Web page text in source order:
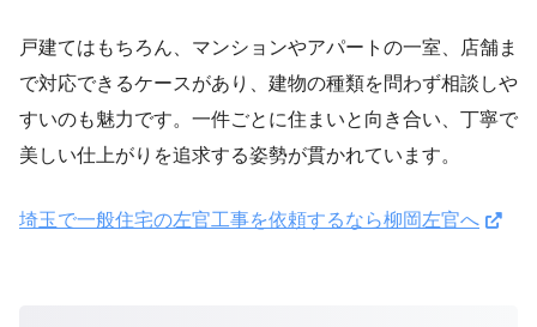
戸建てはもちろん、マンションやアパートの一室、店舗ま
で対応できるケースがあり、建物の種類を問わず相談しや
すいのも魅力です。一件ごとに住まいと向き合い、丁寧で
美しい仕上がりを追求する姿勢が貫かれています。
埼玉で一般住宅の左官工事を依頼するなら柳岡左官へ